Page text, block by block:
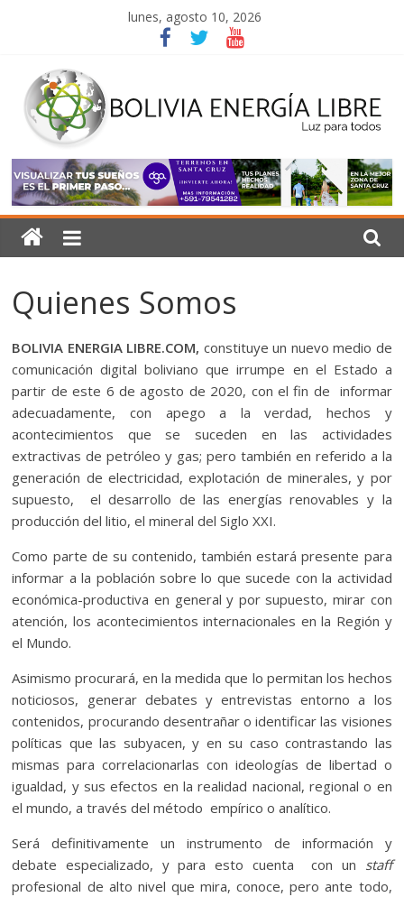
lunes, agosto 10, 2026
Bolivia
Energía
Libre
Luz
todos
Quienes Somos
BOLIVIA ENERGIA LIBRE.COM, constituye un nuevo medio de
comunicación digital boliviano que irrumpe en el Estado a
partir de este 6 de agosto de 2020, con el fin de informar
adecuadamente, con apego a la verdad, hechos y
acontecimientos que se suceden en las actividades
extractivas de petróleo y gas; pero también en referido a la
generación de electricidad, explotación de minerales, y por
supuesto, el desarrollo de las energías renovables y la
producción del litio, el mineral del Siglo XXI.
Como parte de su contenido, también estará presente para
informar a la población sobre lo que sucede con la actividad
económica-productiva en general y por supuesto, mirar con
atención, los acontecimientos internacionales en la Región y
el Mundo.
Asimismo procurará, en la medida que lo permitan los hechos
noticiosos, generar debates y entrevistas entorno a los
contenidos, procurando desentrañar o identificar las visiones
políticas que las subyacen, y en su caso contrastando las
mismas para correlacionarlas con ideologías de libertad o
igualdad, y sus efectos en la realidad nacional, regional o en
el mundo, a través del método empírico o analítico.
Será definitivamente un instrumento de información y
debate especializado, y para esto cuenta con un staff
profesional de alto nivel que mira, conoce, pero ante todo,